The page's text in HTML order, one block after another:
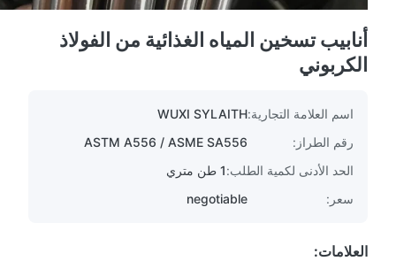
أنابيب تسخين المياه الغذائية من الفولاذ
الكربوني
اسم العلامة التجارية:WUXI SYLAITH
رقم الطراز:
ASTM A556 / ASME SA556
الحد الأدنى لكمية الطلب:1 طن متري
negotiable
العلامات: